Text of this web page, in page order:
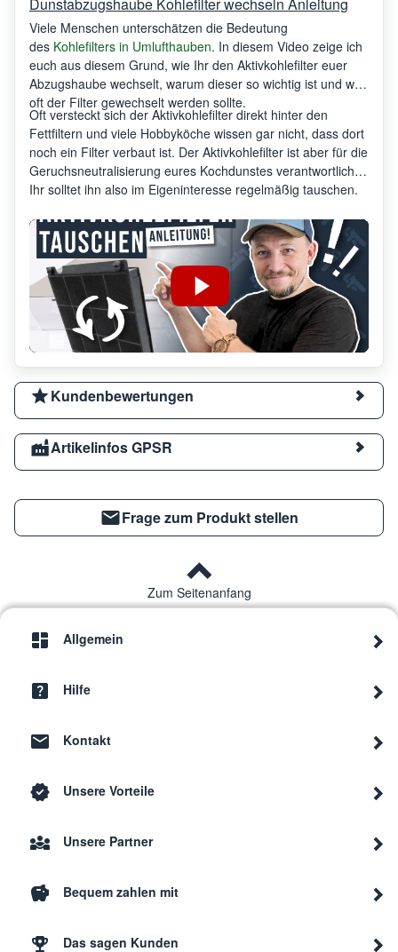
Viele Menschen unterschätzen die Bedeutung
des Kohlefilters in Umlufthauben. In diesem Video zeige ich
euch aus diesem Grund, wie Ihr den Aktivkohlefilter euer
Abzugshaube wechselt, warum dieser so wichtig ist und wie
oft der Filter gewechselt werden sollte.
Oft versteckt sich der Aktivkohlefilter direkt hinter den
Fettfiltern und viele Hobbyköche wissen gar nicht, dass dort
noch ein Filter verbaut ist. Der Aktivkohlefilter ist aber für die
Geruchsneutralisierung eures Kochdunstes verantwortlich.
Ihr solltet ihn also im Eigeninteresse regelmäßig tauschen.
Kundenbewertungen
Artikelinfos GPSR
Frage zum Produkt stellen
Zum Seitenanfang
Allgemein
Hilfe
Kontakt
Unsere Vorteile
Unsere Partner
Bequem zahlen mit
Das sagen Kunden